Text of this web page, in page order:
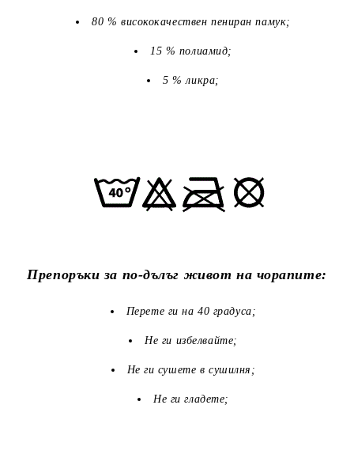
80 % висококачествен пениран памук;
15 % полиамид;
5 % ликра;
Препоръки за по-дълъг живот на чорапите:
Перете ги на 40 градуса;
Не ги избелвайте;
Не ги сушете в сушилня;
Не ги гладете;